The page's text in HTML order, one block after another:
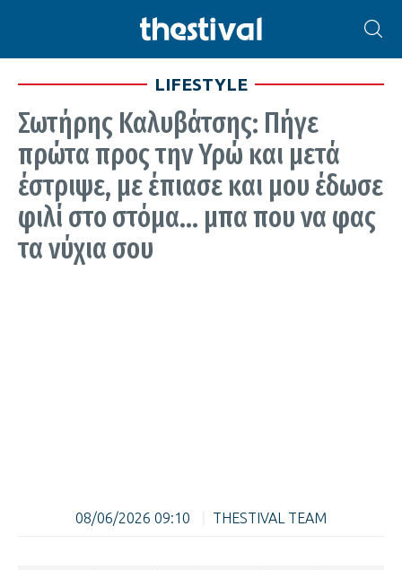
LIFESTYLE
Σωτήρης Καλυβάτσης: Πήγε
πρώτα προς την Υρώ και μετά
έστριψε, με έπιασε και μου έδωσε
φιλί στο στόμα… μπα που να φας
τα νύχια σου
08/06/2026 09:10 THESTIVAL TEAM